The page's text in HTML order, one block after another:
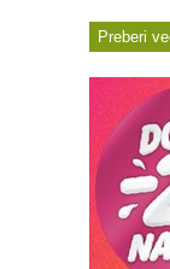
Preberi